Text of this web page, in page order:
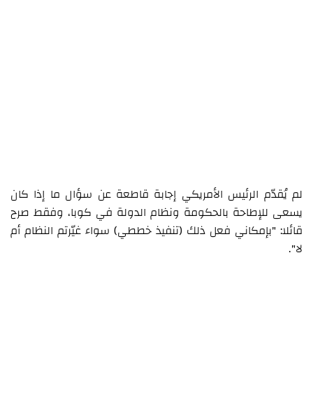
لم يُقدّم الرئيس الأمريكي إجابة قاطعة عن سؤال ما إذا كان
يسعى للإطاحة بالحكومة ونظام الدولة في كوبا، وفقط صرح
قائلا: "بإمكاني فعل ذلك (تنفيذ خططي) سواء غيّرتم النظام أم
لا".